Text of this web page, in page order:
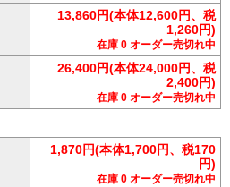
13,860円(本体12,600円、税
1,260円)
在庫 0 オーダー売切れ中
26,400円(本体24,000円、税
2,400円)
在庫 0 オーダー売切れ中
1,870円(本体1,700円、税170
円)
在庫 0 オーダー売切れ中